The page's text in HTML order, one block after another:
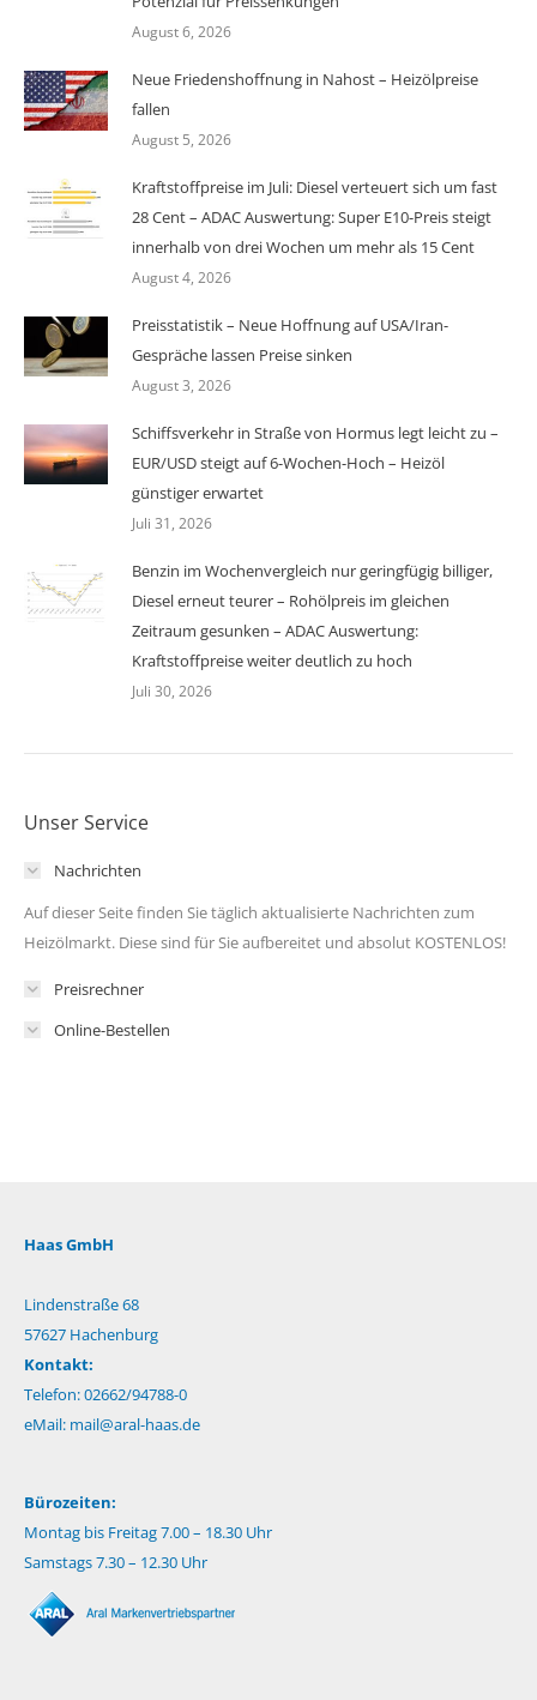
August 6, 2026
Neue Friedenshoffnung in Nahost – Heizölpreise
fallen
August 5, 2026
Kraftstoffpreise im Juli: Diesel verteuert sich um fast
28 Cent – ADAC Auswertung: Super E10-Preis steigt
innerhalb von drei Wochen um mehr als 15 Cent
August 4, 2026
Preisstatistik – Neue Hoffnung auf USA/Iran-
Gespräche lassen Preise sinken
August 3, 2026
Schiffsverkehr in Straße von Hormus legt leicht zu –
EUR/USD steigt auf 6-Wochen-Hoch – Heizöl
günstiger erwartet
Juli 31, 2026
Benzin im Wochenvergleich nur geringfügig billiger,
Diesel erneut teurer – Rohölpreis im gleichen
Zeitraum gesunken – ADAC Auswertung:
Kraftstoffpreise weiter deutlich zu hoch
Juli 30, 2026
Unser Service
Nachrichten
Auf dieser Seite finden Sie täglich aktualisierte Nachrichten zum
Heizölmarkt. Diese sind für Sie aufbereitet und absolut KOSTENLOS!
Preisrechner
Online-Bestellen
Haas GmbH
Lindenstraße 68
57627 Hachenburg
Kontakt:
Telefon: 02662/94788-0
eMail: mail@aral-haas.de
Bürozeiten:
Montag bis Freitag 7.00 – 18.30 Uhr
Samstags 7.30 – 12.30 Uhr